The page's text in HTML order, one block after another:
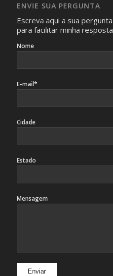
identificação da pessoa
ENVIE SUA PERGUNTA
Escreva aqui a sua
para facilitar minha
Nome
E-mail*
Cidade
Estado
Mensagem